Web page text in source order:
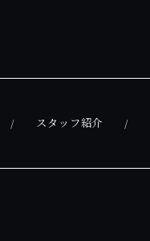
スタッフ紹介